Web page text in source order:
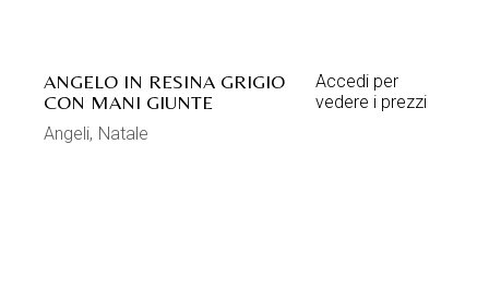
ANGELO IN RESINA GRIGIO
CON MANI GIUNTE
Accedi per
vedere i prezzi
Angeli Natale